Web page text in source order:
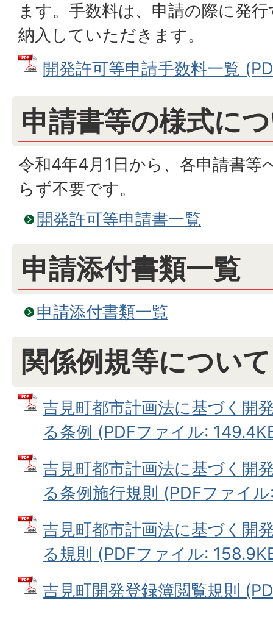
ます。手数料は、申請の際に発
納入していただきます。
開発許可等申請手数料一覧
申請書等の様式に
令和4年4月1日から、各申請書等
らず不要です。
開発許可等申請書一覧
申請添付書類一覧
申請添付書類一覧
関係例規等について
吉見町都市計画法に基づく開
る条例 (PDFファイル:
吉見町都市計画法に基づく開
る条例施行規則 (PDFファイ
吉見町都市計画法に基づく開
る規則 (PDFファイル:
吉見町開発登録簿閲覧規則